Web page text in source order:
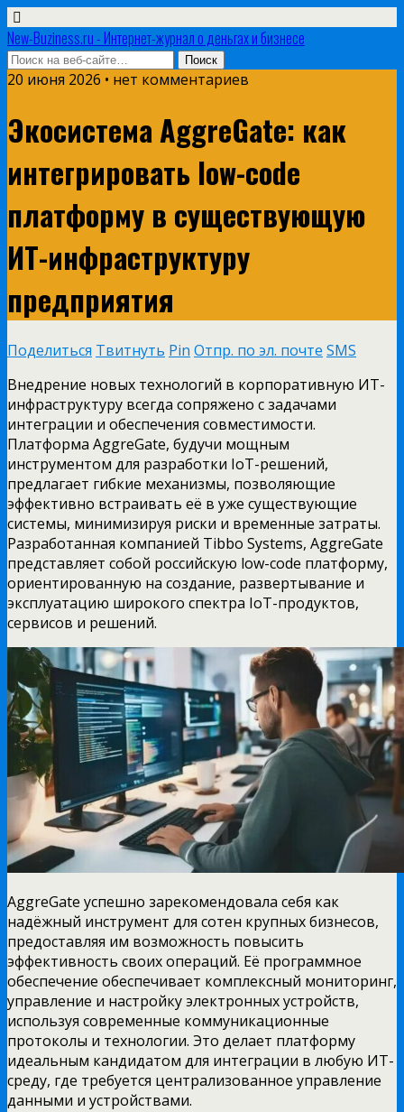
New-Buziness.ru - Интернет-журнал о деньгах и бизнесе
20 июня 2026 • нет комментариев
Экосистема AggreGate: как
интегрировать low-code
платформу в существующую
ИТ-инфраструктуру
предприятия
Поделиться Твитнуть Pin Отпр. по эл. почте SMS
Внедрение новых технологий в корпоративную ИТ-
инфраструктуру всегда сопряжено с задачами
интеграции и обеспечения совместимости.
Платформа AggreGate, будучи мощным
инструментом для разработки IoT-решений,
предлагает гибкие механизмы, позволяющие
эффективно встраивать её в уже существующие
системы, минимизируя риски и временные затраты.
Разработанная компанией Tibbo Systems, AggreGate
представляет собой российскую low-code платформу,
ориентированную на создание, развертывание и
эксплуатацию широкого спектра IoT-продуктов,
сервисов и решений.
AggreGate успешно зарекомендовала себя как
надёжный инструмент для сотен крупных бизнесов,
предоставляя им возможность повысить
эффективность своих операций. Её программное
обеспечение обеспечивает комплексный мониторинг,
управление и настройку электронных устройств,
используя современные коммуникационные
протоколы и технологии. Это делает платформу
идеальным кандидатом для интеграции в любую ИТ-
среду, где требуется централизованное управление
данными и устройствами.